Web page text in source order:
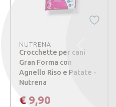
NUTRENA
Crocchette per cani
Gran Forma con
Agnello Riso e Patate -
Nutrena
€ 9,90
Precedente